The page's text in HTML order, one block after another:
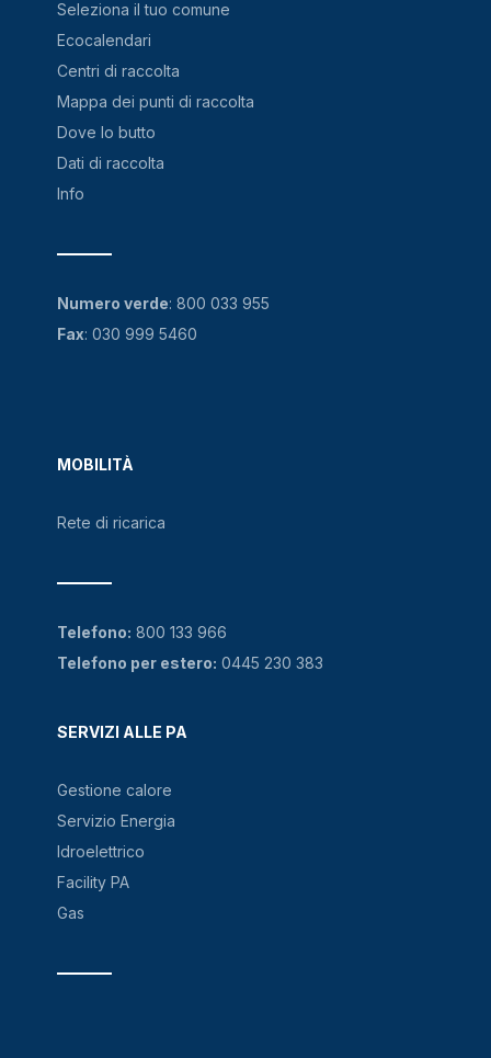
Seleziona il tuo comune
Ecocalendari
Centri di raccolta
Mappa dei punti di raccolta
Dove lo butto
Dati di raccolta
Info
MOBILITÀ
Rete di ricarica
SERVIZI ALLE PA
Gestione calore
Servizio Energia
Idroelettrico
Facility PA
Gas
Numero verde: 800 033 955
Fax: 030 999 5460
Telefono: 800 133 966
Telefono per estero: 0445 230 383